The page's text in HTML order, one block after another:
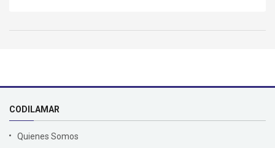
CODILAMAR
Quienes Somos